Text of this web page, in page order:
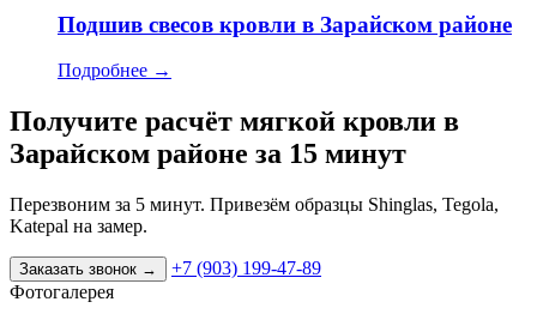
Подшив свесов кровли в Зарайском районе
Подробнее →
Получите расчёт мягкой кровли в
Зарайском районе за 15 минут
Перезвоним за 5 минут. Привезём образцы Shinglas, Tegola,
Katepal на замер.
Заказать звонок →
+7 (903) 199-47-89
Фотогалерея